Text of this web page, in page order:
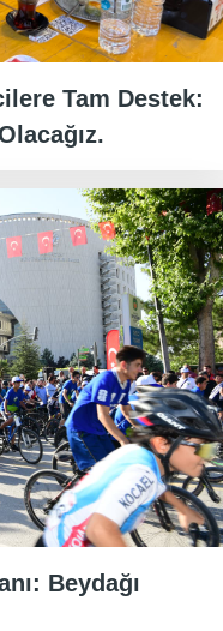
Tam Destek:
Beydağı